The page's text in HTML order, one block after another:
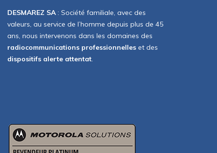
DESMAREZ SA : Société familiale, avec des
valeurs, au service de l’homme depuis plus de 45
ans, nous intervenons dans les domaines des
radiocommunications professionnelles et des
dispositifs alerte attentat